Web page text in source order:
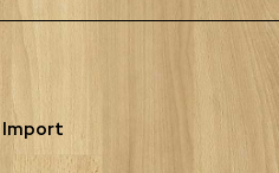
Import